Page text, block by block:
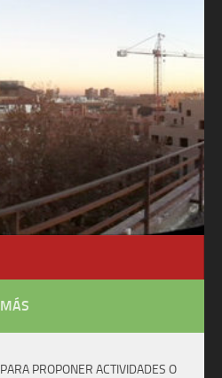
MÁS
PARA PROPONER ACTIVIDADES O